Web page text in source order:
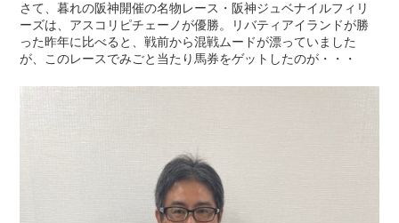
さて、暮れの阪神開催の名物レース・阪神ジュベナイルフィリ
ーズは、アスコリピチェーノが優勝。リバティアイランドが勝
った昨年に比べると、戦前から混戦ムードが漂っていました
が、このレースでみごと当たり馬券をゲットしたのが・・・